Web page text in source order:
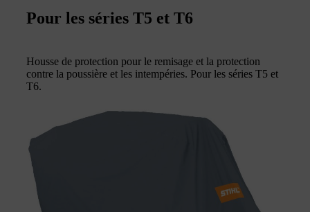
Pour les séries T5 et T6
Housse de protection pour le remisage et la protection
contre la poussière et les intempéries. Pour les séries T5 et
T6.